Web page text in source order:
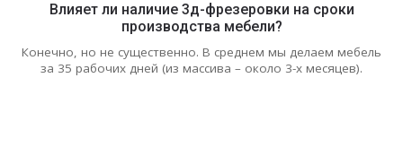
Влияет ли наличие 3д-фрезеровки на сроки
производства мебели?
Конечно, но не существенно. В среднем мы делаем мебель
за 35 рабочих дней (из массива – около 3-х месяцев).